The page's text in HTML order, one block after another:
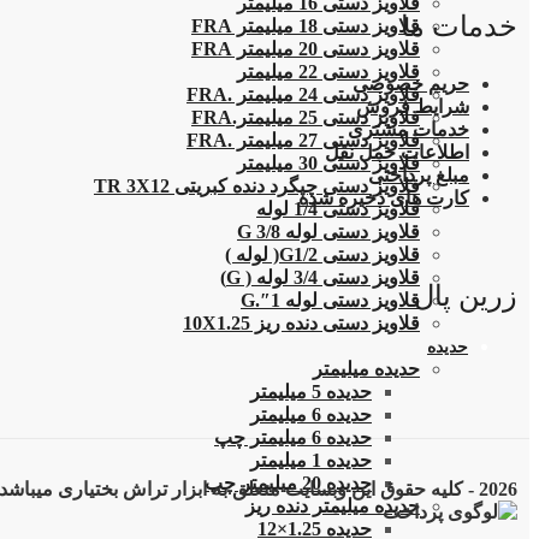
قلاویز دستی 18 میلیمتر FRA
قلاویز دستی 20 میلیمتر FRA
قلاویز دستی 22 میلیمتر
قلاویز دستی 24 میلیمتر .FRA
قلاویز دستی 25 میلیمتر.FRA
قلاویز دستی 27 میلیمتر .FRA
قلاویز دستی 30 میلیمتر
قلاویز دستی چپگرد دنده کبریتی TR 3X12
قلاویز دستی 1/4 لوله
قلاویز دستی لوله G 3/8
قلاویز دستی G1/2( لوله )
قلاویز دستی 3/4 لوله ( G)
قلاویز دستی لوله 1″.G
قلاویز دستی دنده ریز 10X1.25
حدیده
حدیده میلیمتر
حدیده 5 میلیمتر
حدیده 6 میلیمتر
حدیده 6 میلیمتر چپ
حدیده 1 میلیمتر
حدیده 20 میلیمتر چپ
حدیده میلیمتر دنده ریز
حدیده 1.25×12
خدمات ما
حریم خصوصی
شرایط فروش
خدمات مشتری
اطلاعات حمل نقل
مبلغ پرداختی
کارت های ذخیره شده
زرین پال
2026 - کلیه حقوق این وبسایت متعلق به ابزار تراش بختیاری میباشد